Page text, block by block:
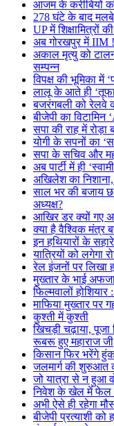
आजम के करीबियों
278 घंटे के बाद
UP में शिक्षामित्रों
अब गोरखपुर में IIM !
अकाल मृत्यु को
सम्पन्न
विपक्ष की भूमिका में
लालू के आते ही
बजरंगबली को रेलवे
बीजेपी का विटामिन
सपा की राह में
योगी के सपनों का
सपा के सचिव और
अब पार्टी में ही
अखिलेश का निशाना,
साल भर की बजाय
अध्यक्ष?
आखिर डर क्यों गए
क्या है वैश्विक मंत्र
इन हथियारों के
यात्रियों को लगेगा
रेल इंजनों पर लिखा
मुख्तार के भाई
फिल्मवालों होशियार
माफिया मुख्तार पर
कुश्ती में कुश्ती
खिचड़ी चढ़ाया,
रूबरू हुए महाराज जी
किसान फिर भरेंगे
जलमार्ग की शुरुआत
जो यात्रा से न हुआ
निवेश के खेल में फेल
अभी ऐसे ही रहेगा
बीजेपी प्रत्याशी